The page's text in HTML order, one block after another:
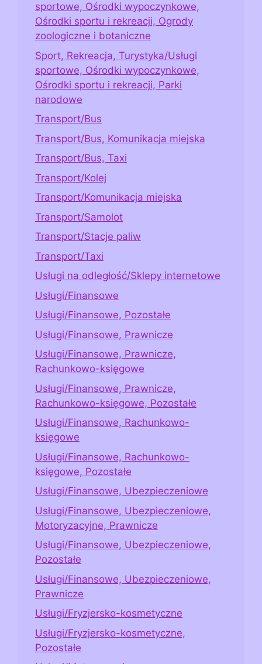
sportowe, Ośrodki wypoczynkowe,
Ośrodki sportu i rekreacji, Ogrody
zoologiczne i botaniczne
Sport, Rekreacja, Turystyka/Usługi
sportowe, Ośrodki wypoczynkowe,
Ośrodki sportu i rekreacji, Parki
narodowe
Transport/Bus
Transport/Bus, Komunikacja miejska
Transport/Bus, Taxi
Transport/Kolej
Transport/Komunikacja miejska
Transport/Samolot
Transport/Stacje paliw
Transport/Taxi
Usługi na odległość/Sklepy internetowe
Usługi/Finansowe
Usługi/Finansowe, Pozostałe
Usługi/Finansowe, Prawnicze
Usługi/Finansowe, Prawnicze,
Rachunkowo-księgowe
Usługi/Finansowe, Prawnicze,
Rachunkowo-księgowe, Pozostałe
Usługi/Finansowe, Rachunkowo-
księgowe
Usługi/Finansowe, Rachunkowo-
księgowe, Pozostałe
Usługi/Finansowe, Ubezpieczeniowe
Usługi/Finansowe, Ubezpieczeniowe,
Motoryzacyjne, Prawnicze
Usługi/Finansowe, Ubezpieczeniowe,
Pozostałe
Usługi/Finansowe, Ubezpieczeniowe,
Prawnicze
Usługi/Fryzjersko-kosmetyczne
Usługi/Fryzjersko-kosmetyczne,
Pozostałe